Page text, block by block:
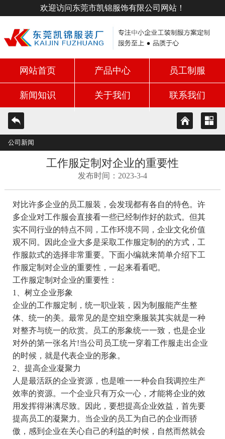
欢迎访问东莞市凯锦服饰有限公司网站！
网站首页 产品中心 员工制服
新闻知识 关于我们 联系我们
公司新闻
工作服定制对企业的重要性
发布时间：2023-3-4
对比许多企业的员工服装，会发现都有各自的特色。许
多企业对工作服会直接看一些已经制作好的款式。但其
实不同行业的特点不同，工作环境不同，企业文化价值
观不同。因此企业大多是采取工作服定制的的方式，工
作服款式的选择非常重要。下面小编就来简单介绍下工
作服定制对企业的重要性，一起来看看吧。
工作服定制对企业的重要性：
1、树立企业形象
企业的工作服定制，统一职业装，因为制服能产生整
体、统一的美。最常见的是空姐空乘服装其实就是一种
对整齐与统一的欣赏。员工的形象统一一致，也是企业
对外的第一张名片!当公司员工统一穿着工作服走出企业
的时候，就是代表企业的形象。
2、提高企业凝聚力
人是最活跃的企业资源，也是唯一一种会自我调控生产
效率的资源。一个企业只有万众一心，才能将企业的效
用发挥得淋漓尽致。因此，要想提高企业效益，首先要
提高员工的凝聚力。当企业的员工为自己的企业而骄
傲，感到企业在关心自己的利益的时候，自然而然就会